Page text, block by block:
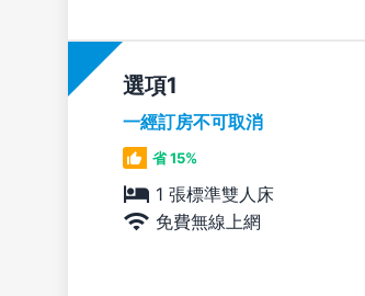
選項
一經訂房不可取消
省 15%
1 張標準雙人床
免費無線上網